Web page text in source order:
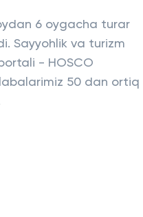
6 oygacha turar
Sayyohlik va turizm
- HOSCO
50 dan ortiq